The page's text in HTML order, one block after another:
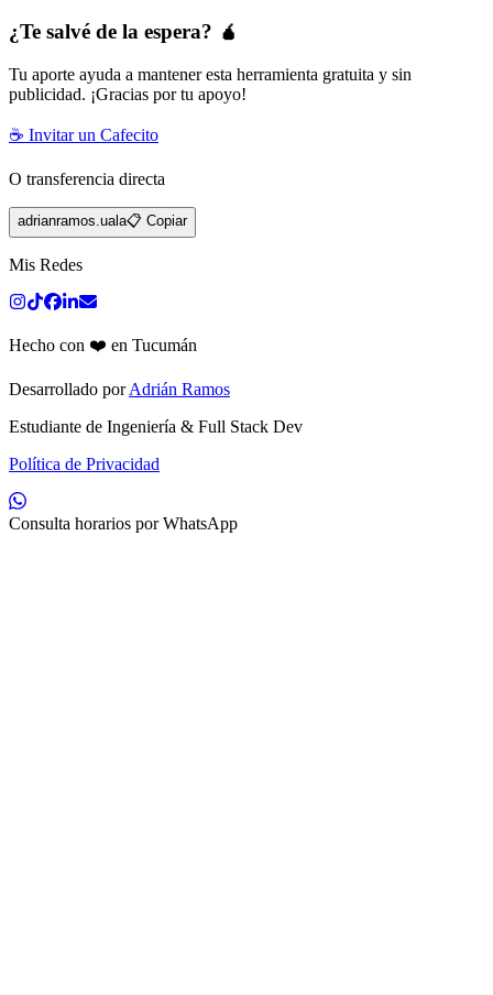
¿Te salvé de la espera? 🧉
Tu aporte ayuda a mantener esta herramienta gratuita y sin
publicidad. ¡Gracias por tu apoyo!
☕ Invitar un Cafecito
O transferencia directa
adrianramos.uala📋 Copiar
Mis Redes
Hecho con ❤️ en Tucumán
Desarrollado porAdrián Ramos
Estudiante de Ingeniería & Full Stack Dev
Política de Privacidad
Consulta horarios por WhatsApp